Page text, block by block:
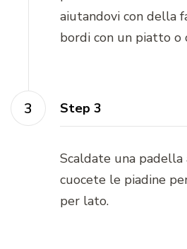
aiutandovi con della
bordi con un piatto o
Step 3
Scaldate una
cuocete le piadine
per lato.